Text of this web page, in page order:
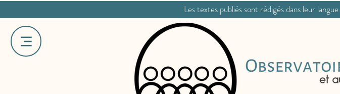
Les textes publiés sont rédigés dans leur